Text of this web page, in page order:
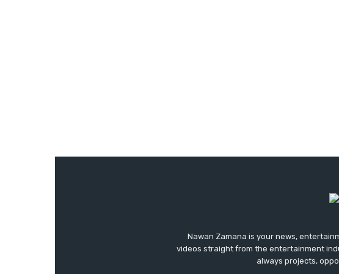
Nawan Zamana is your news,
videos straight from the entertainment
always projects,